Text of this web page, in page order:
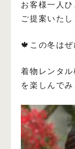
お客様一人ひ
ご提案いたし
🍁この冬はぜ
着物レンタル
を楽しんでみ